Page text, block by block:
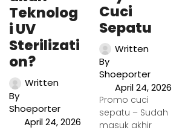
Teknolog
i UV
Sterilizati
on?
Written
By
Shoeporter
April 24, 2026
Cuci
Sepatu
Written
By
Shoeporter
April 24, 2026
Promo cuci
sepatu – Sudah
masuk akhir